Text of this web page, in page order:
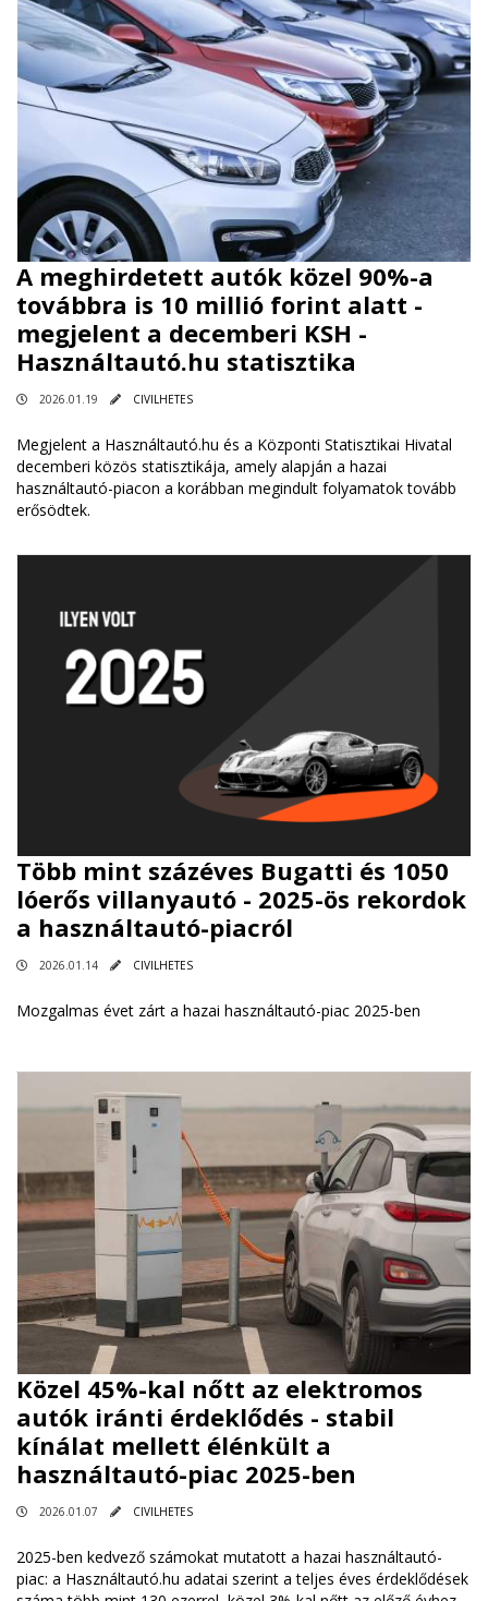
A meghirdetett autók közel 90%-a
továbbra is 10 millió forint alatt -
megjelent a decemberi KSH -
Használtautó.hu statisztika
2026.01.19 CIVILHETES
Megjelent a Használtautó.hu és a Központi Statisztikai Hivatal
decemberi közös statisztikája, amely alapján a hazai
használtautó-piacon a korábban megindult folyamatok tovább
erősödtek.
Több mint százéves Bugatti és 1050
lóerős villanyautó - 2025-ös rekordok
a használtautó-piacról
2026.01.14 CIVILHETES
Mozgalmas évet zárt a hazai használtautó-piac 2025-ben
Közel 45%-kal nőtt az elektromos
autók iránti érdeklődés - stabil
kínálat mellett élénkült a
használtautó-piac 2025-ben
2026.01.07 CIVILHETES
2025-ben kedvező számokat mutatott a hazai használtautó-
piac: a Használtautó.hu adatai szerint a teljes éves érdeklődések